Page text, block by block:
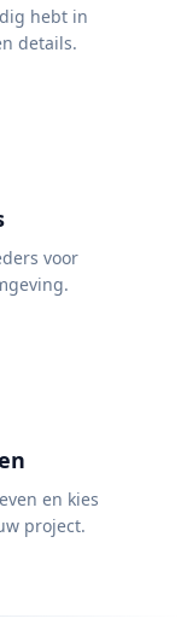
hebt in
details.
voor
en kies
project.